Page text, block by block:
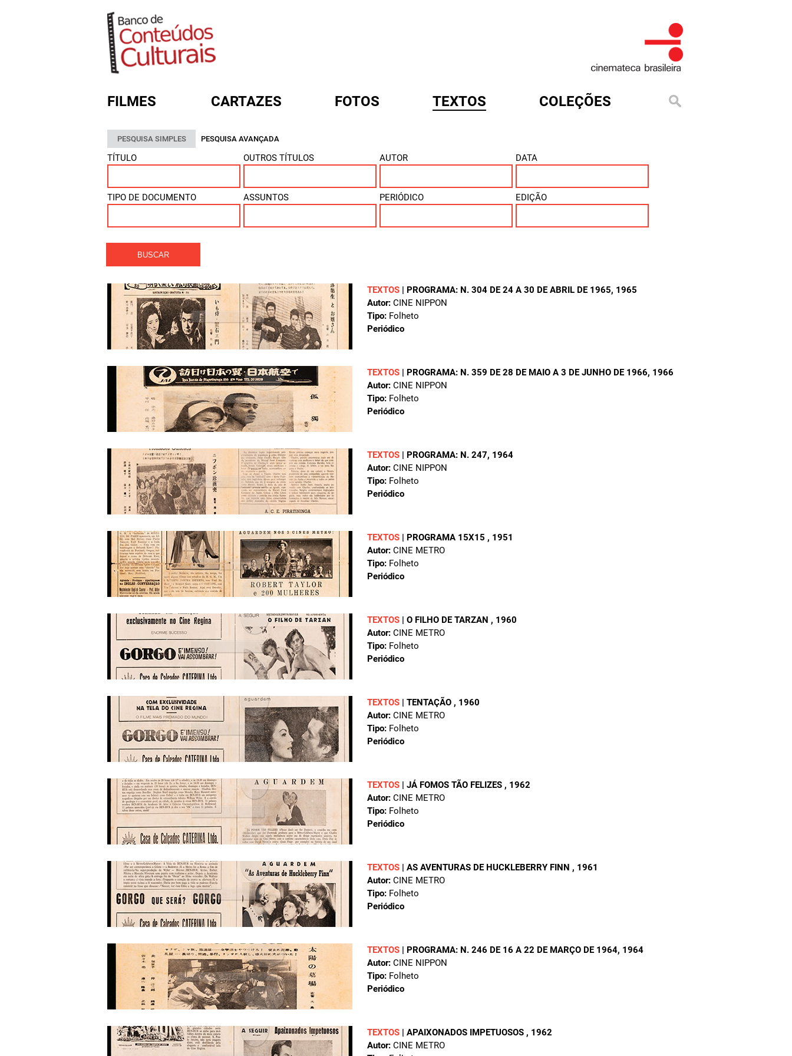
FILMES CARTAZES FOTOS TEXTOS COLEÇÕES
PESQUISA SIMPLES PESQUISA AVANÇADA
TÍTULO OUTROS TÍTULOS AUTOR DATA
TIPO DE DOCUMENTO ASSUNTOS PERIÓDICO EDIÇÃO
TEXTOS PROGRAMA: N. 304 DE 24 A 30 DE ABRIL DE 1965, 1965
Autor: CINE NIPPON
Tipo: Folheto
Periódico
TEXTOS PROGRAMA: N. 359 DE 28 DE MAIO A 3 DE JUNHO DE 1966, 1966
Autor: CINE NIPPON
Tipo: Folheto
Periódico
TEXTOS PROGRAMA: N. 247, 1964
Autor: CINE NIPPON
Tipo: Folheto
Periódico
TEXTOS PROGRAMA 15X15 , 1951
Autor: CINE METRO
Tipo: Folheto
Periódico
TEXTOS O FILHO DE TARZAN , 1960
Autor: CINE METRO
Tipo: Folheto
Periódico
TEXTOS TENTAÇÃO , 1960
Autor: CINE METRO
Tipo: Folheto
Periódico
TEXTOS JÁ FOMOS TÃO FELIZES , 1962
Autor: CINE METRO
Tipo: Folheto
Periódico
TEXTOS AS AVENTURAS DE HUCKLEBERRY FINN , 1961
Autor: CINE METRO
Tipo: Folheto
Periódico
TEXTOS PROGRAMA: N. 246 DE 16 A 22 DE MARÇO DE 1964, 1964
Autor: CINE NIPPON
Tipo: Folheto
Periódico
TEXTOS APAIXONADOS IMPETUOSOS , 1962
Autor: CINE METRO
FORMULÁRIO DE BUSCA